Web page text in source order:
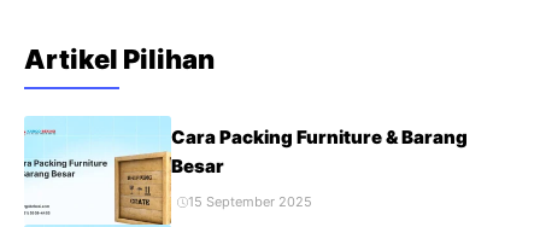
Artikel Pilihan
Cara Packing Furniture & Barang
Besar
15 September 2025